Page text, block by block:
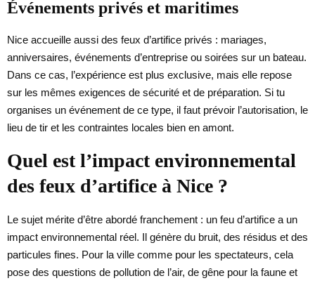
Événements privés et maritimes
Nice accueille aussi des feux d’artifice privés : mariages,
anniversaires, événements d’entreprise ou soirées sur un bateau.
Dans ce cas, l’expérience est plus exclusive, mais elle repose
sur les mêmes exigences de sécurité et de préparation. Si tu
organises un événement de ce type, il faut prévoir l’autorisation, le
lieu de tir et les contraintes locales bien en amont.
Quel est l’impact environnemental
des feux d’artifice à Nice ?
Le sujet mérite d’être abordé franchement : un feu d’artifice a un
impact environnemental réel. Il génère du bruit, des résidus et des
particules fines. Pour la ville comme pour les spectateurs, cela
pose des questions de pollution de l’air, de gêne pour la faune et